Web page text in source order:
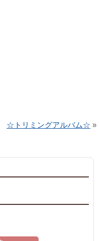
☆トリミングアルバム☆ »